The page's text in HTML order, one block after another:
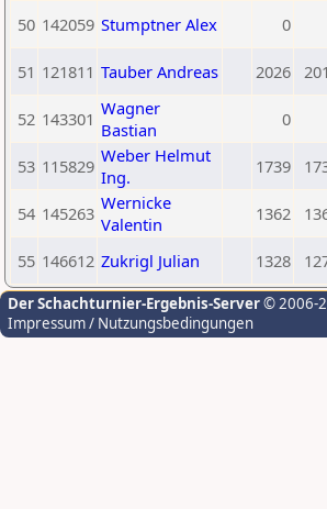
50 142059 Stumptner Alex 0
51 121811 Tauber Andreas 2026
52 143301 Wagner
Bastian
0
53 115829 Weber Helmut
Ing.
1739
54 145263 Wernicke
Valentin
1362
55 146612 Zukrigl Julian 1328
Der Schachturnier-Ergebnis-Server© 2006-
Impressum / Nutzungsbedingungen